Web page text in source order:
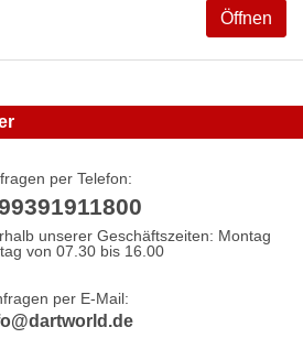
Öffnen
per Telefon:
unserer Geschäftszeiten: Montag
von 07.30 bis 16.00
per E-Mail: